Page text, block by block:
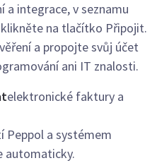
a integrace, v seznamu
na tlačítko Připojit.
a propojte svůj účet
ani IT znalosti.
elektronické faktury a
Peppol a systémem
automaticky.